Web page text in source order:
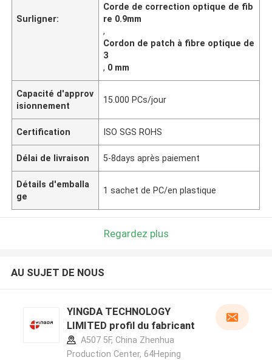
Surligner:
Corde de correction optique de fib
re 0.9mm
,
Cordon de patch à fibre optique de
3
, 0 mm
Capacité d'approv
isionnement
15.000 PCs/jour
Certification ISO SGS ROHS
Délai de livraison 5-8days après paiement
Détails d'emballa
ge
1 sachet de PC/en plastique
Regardez plus
AU SUJET DE NOUS
YINGDA TECHNOLOGY
LIMITED profil du fabricant
A507 5F, China Zhenhua
Production Center, 64Heping